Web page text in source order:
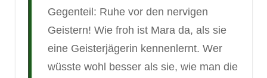
Gegenteil: Ruhe vor den nervigen
Geistern! Wie froh ist Mara da, als sie
eine Geisterjägerin kennenlernt. Wer
wüsste wohl besser als sie, wie man die